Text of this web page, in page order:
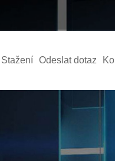
Stažení Odeslat dotaz